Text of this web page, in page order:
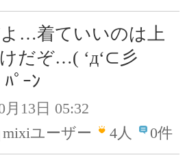
…着ていいのは上
だぞ…( ‘д‘⊂彡
ﾟｰﾝ
月13日 05:32
mixiユーザー
4人 0件